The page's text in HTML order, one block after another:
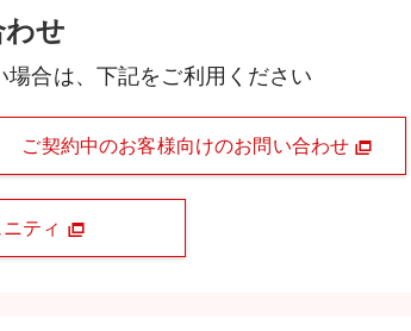
わせ
合は、下記をご利用ください
ご契約中のお客様向けのお問い合わせ
ティ